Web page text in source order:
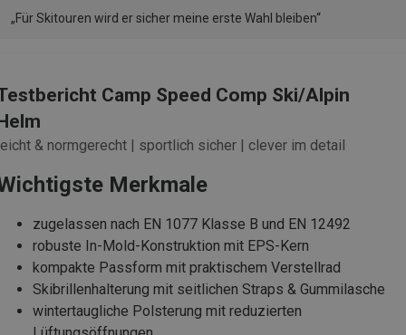
„Für Skitouren wird er sicher meine erste Wahl bleiben“
Camp Speed Comp Ski/Alpin
& normgerecht | sportlich sicher | clever im detail
Merkmale
zugelassen nach EN 1077 Klasse B und EN 12492
robuste In-Mold-Konstruktion mit EPS-Kern
kompakte Passform mit praktischem Verstellrad
Skibrillenhalterung mit seitlichen Straps & Gummilasche
wintertaugliche Polsterung mit reduzierten